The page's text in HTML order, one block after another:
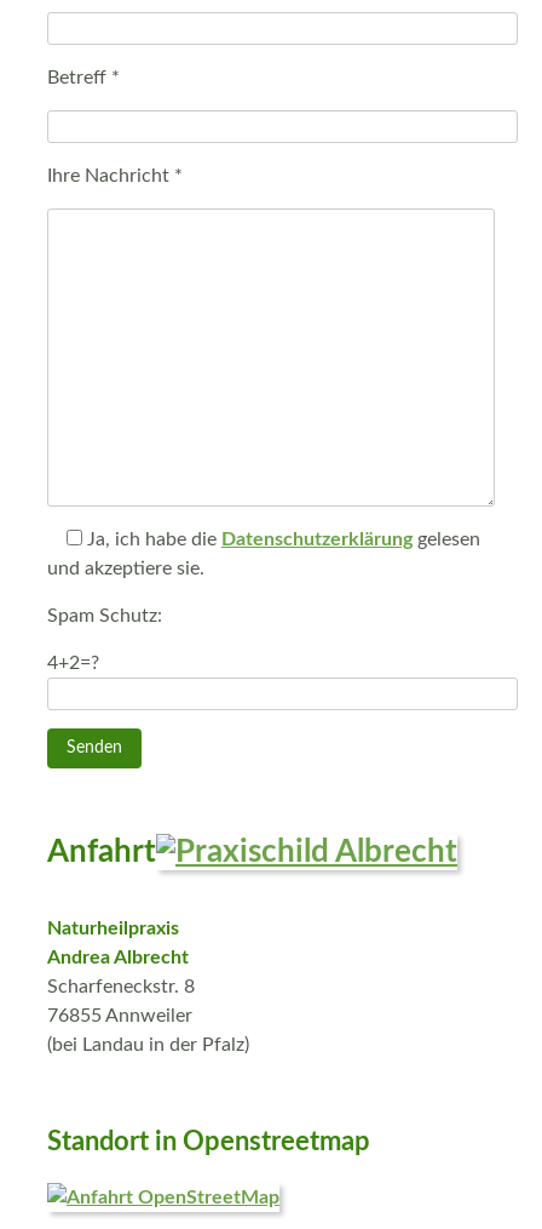
Betreff *
Ihre Nachricht *
Ja, ich habe die Datenschutzerklärunggelesen
und akzeptiere sie.
Spam Schutz:
4+2=?
Anfahrt
Naturheilpraxis
Andrea Albrecht
Scharfeneckstr. 8
76855 Annweiler
(bei Landau in der Pfalz)
Standort in Openstreetmap